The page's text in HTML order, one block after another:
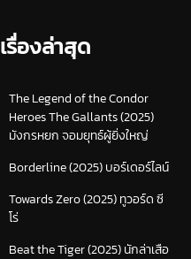
เรื่องล่าสุด
The Legend of the Condor
Heroes The Gallants (2025)
มังกรหยก จอมยุทธ์ผู้ยิ่งใหญ่
Borderline (2025) บอร์เดอร์ไลน์
Towards Zero (2025) ทูวอร์ด ซี
โร่
Beat the Tiger (2025) นักล่าเสือ